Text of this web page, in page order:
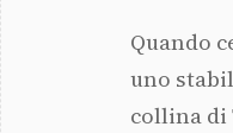
Quando
uno
collina